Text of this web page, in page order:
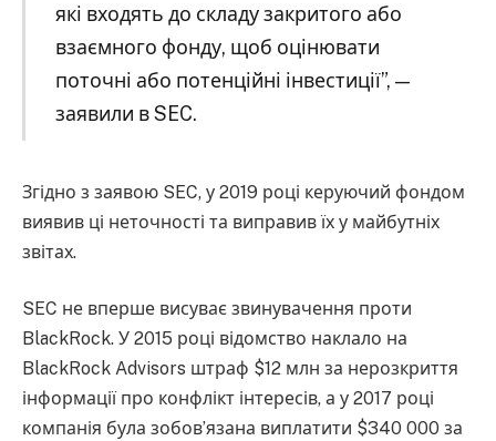
які входять до складу закритого або
взаємного фонду, щоб оцінювати
поточні або потенційні інвестиції”, —
заявили в SEC.
Згідно з заявою SEC, у 2019 році керуючий фондом
виявив ці неточності та виправив їх у майбутніх
звітах.
SEC не вперше висуває звинувачення проти
BlackRock. У 2015 році відомство наклало на
BlackRock Advisors штраф $12 млн за нерозкриття
інформації про конфлікт інтересів, а у 2017 році
компанія була зобов’язана виплатити $340 000 за